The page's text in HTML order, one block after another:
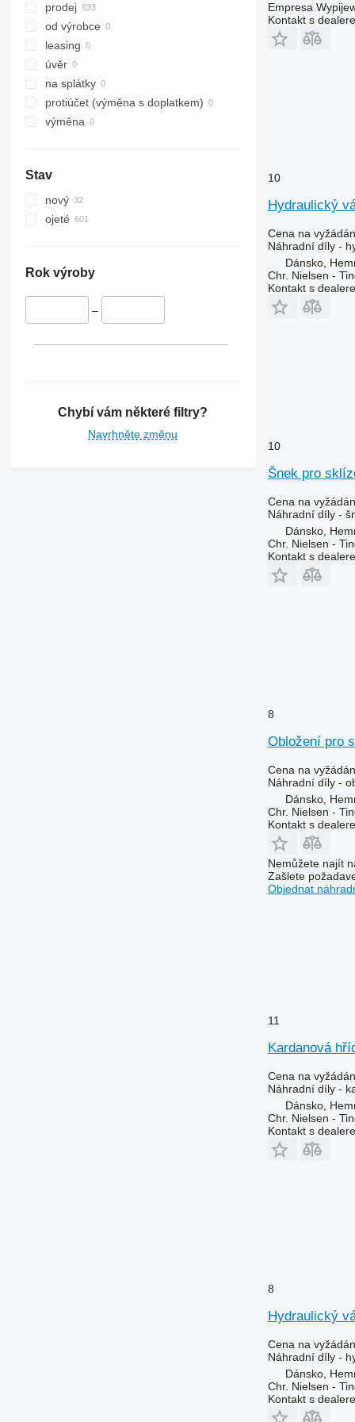
Axial-Flow
CF
STX
2254
2256
2264
3040
4040
6090
7000
9540 WTS
9560
9610
9670 STS
9760 STS
prodej
od výrobce
leasing
úvěr
na splátky
protiúčet (výměna s doplatkem)
výměna
Stav
nový
ojeté
Rok výroby
–
Chybí vám některé filtry?
Navrhněte změnu
Empresa
Kontakt s
10
Hydraulický
Cena na
Náhradní díly -
Dánsko,
Chr. Nielsen -
Kontakt s
10
Šnek pro
Cena na
Náhradní díly -
Dánsko,
Chr. Nielsen -
Kontakt s
8
Obložení pro
Cena na
Náhradní díly -
Dánsko,
Chr. Nielsen -
Kontakt s
Nemůžete najít
Zašlete
Objednat
11
Kardanová
Cena na
Náhradní díly -
Dánsko,
Chr. Nielsen -
Kontakt s
8
Hydraulický
Cena na
Náhradní díly -
Dánsko,
Chr. Nielsen -
Kontakt s